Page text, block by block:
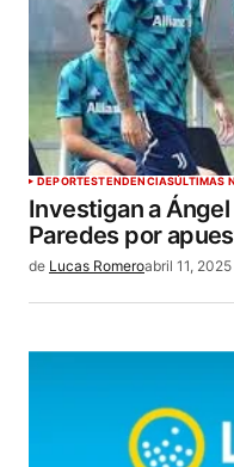
DEPORTESTENDENCIASÚLTIMAS
Investigan a
Paredes por
de Lucas Romeroabril 11, 2025